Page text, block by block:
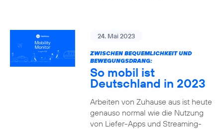
24. Mai 2023
ZWISCHEN BEQUEMLICHKEIT UND
BEWEGUNGSDRANG:
So mobil ist
Deutschland in 2023
Arbeiten von Zuhause aus ist heute
genauso normal wie die Nutzung
von Liefer-Apps und Streaming-